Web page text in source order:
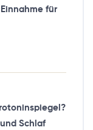
für
Schlaf